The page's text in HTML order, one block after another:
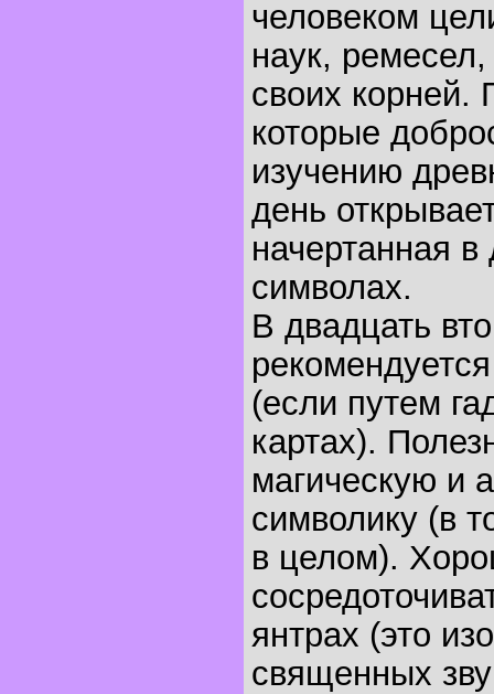
человеком
наук,
своих
которые
изучению
день
начертанная
символах.
В двадцать
(если путем
картах).
магическую и
символику (в
в целом).
янтрах (это
священных